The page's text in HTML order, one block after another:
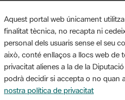
Bústia de suggeriments
Opineu sobre els parcs
MAPA WEB AVÍS LEGAL ACCESSIBILITAT
Aquest portal web únicament
finalitat tècnica, no recapta ni
personal dels usuaris sense el seu
això, conté enllaços a llocs web de
privacitat alienes a la de la
podrà decidir si accepta o no quan
nostra política de privacitat